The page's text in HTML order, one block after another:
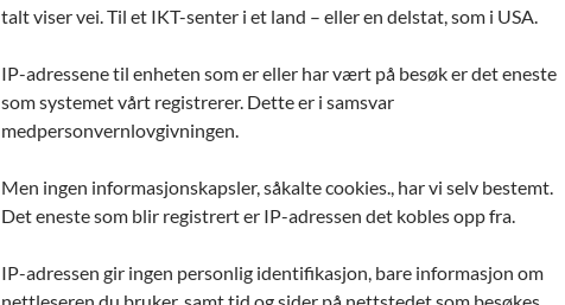
talt viser vei. Til et IKT-senter i et land – eller en delstat, som i USA.
IP-adressene til enheten som er eller har vært på besøk er det eneste
som systemet vårt registrerer. Dette er i samsvar
medpersonvernlovgivningen.
Men ingen informasjonskapsler, såkalte cookies., har vi selv bestemt.
Det eneste som blir registrert er IP-adressen det kobles opp fra.
IP-adressen gir ingen personlig identifikasjon, bare informasjon om